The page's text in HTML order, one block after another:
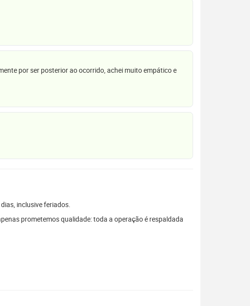
por ser posterior ao ocorrido, achei muito empático e
inclusive feriados.
prometemos qualidade: toda a operação é respaldada